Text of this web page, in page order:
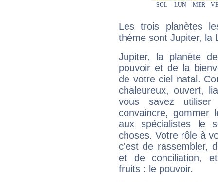
Les trois planètes
thème sont Jupiter, la
Jupiter, la planète
pouvoir et de la
de votre ciel natal.
chaleureux, ouvert,
vous savez
convaincre, gommer
aux spécialistes le
choses. Votre rôle à
c'est de rassembler,
et de conciliation,
fruits : le pouvoir.